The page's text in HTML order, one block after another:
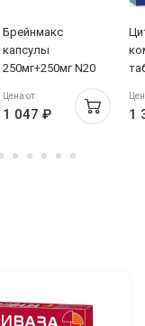
Брейнмакс
капсулы
250мг+250мг N20
Цена от
1 047 ₽ 1